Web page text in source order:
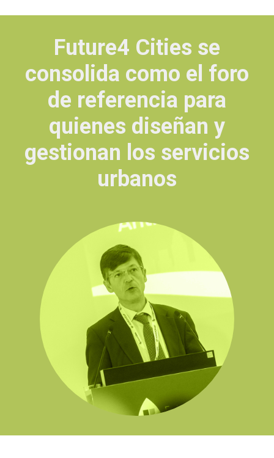
Future4 Cities se
consolida como el foro
de referencia para
quienes diseñan y
gestionan los servicios
urbanos